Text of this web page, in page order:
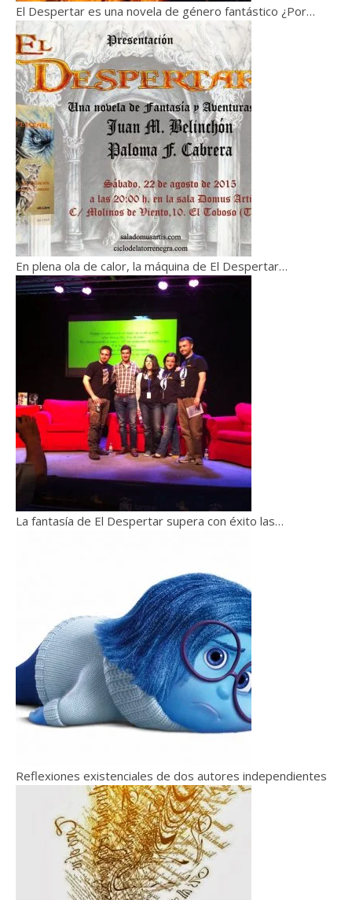
El Despertar es una novela de género fantástico ¿Por…
En plena ola de calor, la máquina de El Despertar…
La fantasía de El Despertar supera con éxito las…
Reflexiones existenciales de dos autores independientes